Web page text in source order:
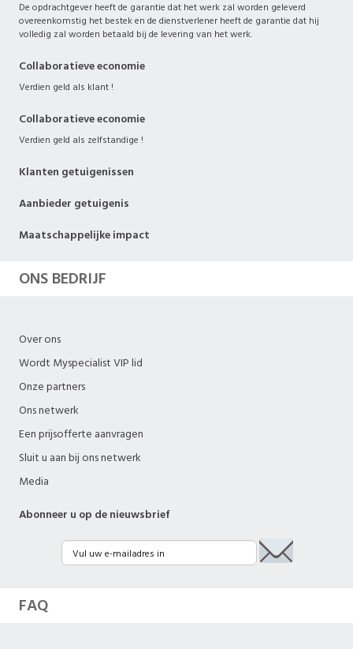
De opdrachtgever heeft de garantie dat het werk zal worden geleverd
overeenkomstig het bestek en de dienstverlener heeft de garantie dat hij
volledig zal worden betaald bij de levering van het werk.
Collaboratieve economie
Verdien geld als klant !
Collaboratieve economie
Verdien geld als zelfstandige !
Klanten getuigenissen
Aanbieder getuigenis
Maatschappelijke impact
ONS BEDRIJF
Over ons
Wordt Myspecialist VIP lid
Onze partners
Ons netwerk
Een prijsofferte aanvragen
Sluit u aan bij ons netwerk
Media
Abonneer u op de nieuwsbrief
FAQ